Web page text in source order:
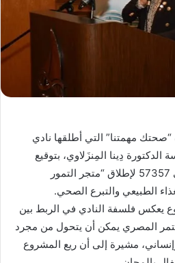
مهمتنا” التي أطلقها نادي
الدكتورة دِينا المِنزَلاوي، بتوقيع
بروتوكول تعاون مع مستشفى 57357 لإطلاق “متجر التمور
الطبيعي والتبرع الصحي.
يعكس فلسفة النادي في الربط بين
المصري يمكن أن يتحول من مجرد
مشيرة إلى أن ريع المشروع